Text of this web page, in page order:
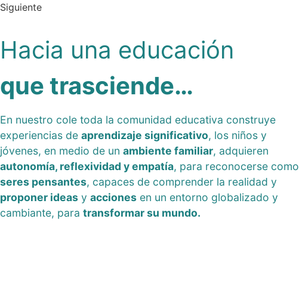
Siguiente
Hacia una educación
que trasciende…
En nuestro cole toda la comunidad educativa construye
experiencias de aprendizaje significativo, los niños y
jóvenes, en medio de un ambiente familiar, adquieren
autonomía, reflexividad y empatía, para reconocerse como
seres pensantes, capaces de comprender la realidad y
proponer ideas y acciones en un entorno globalizado y
cambiante, para transformar su mundo.